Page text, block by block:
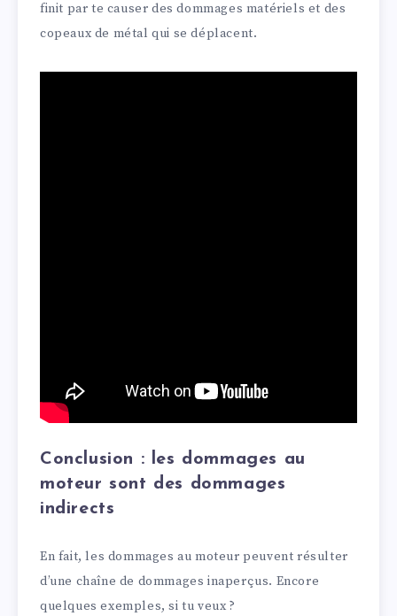
finit par te causer des dommages matériels et des
copeaux de métal qui se déplacent.
Conclusion : les dommages au
moteur sont des dommages
indirects
En fait, les dommages au moteur peuvent résulter
d’une chaîne de dommages inaperçus. Encore
quelques exemples, si tu veux ?